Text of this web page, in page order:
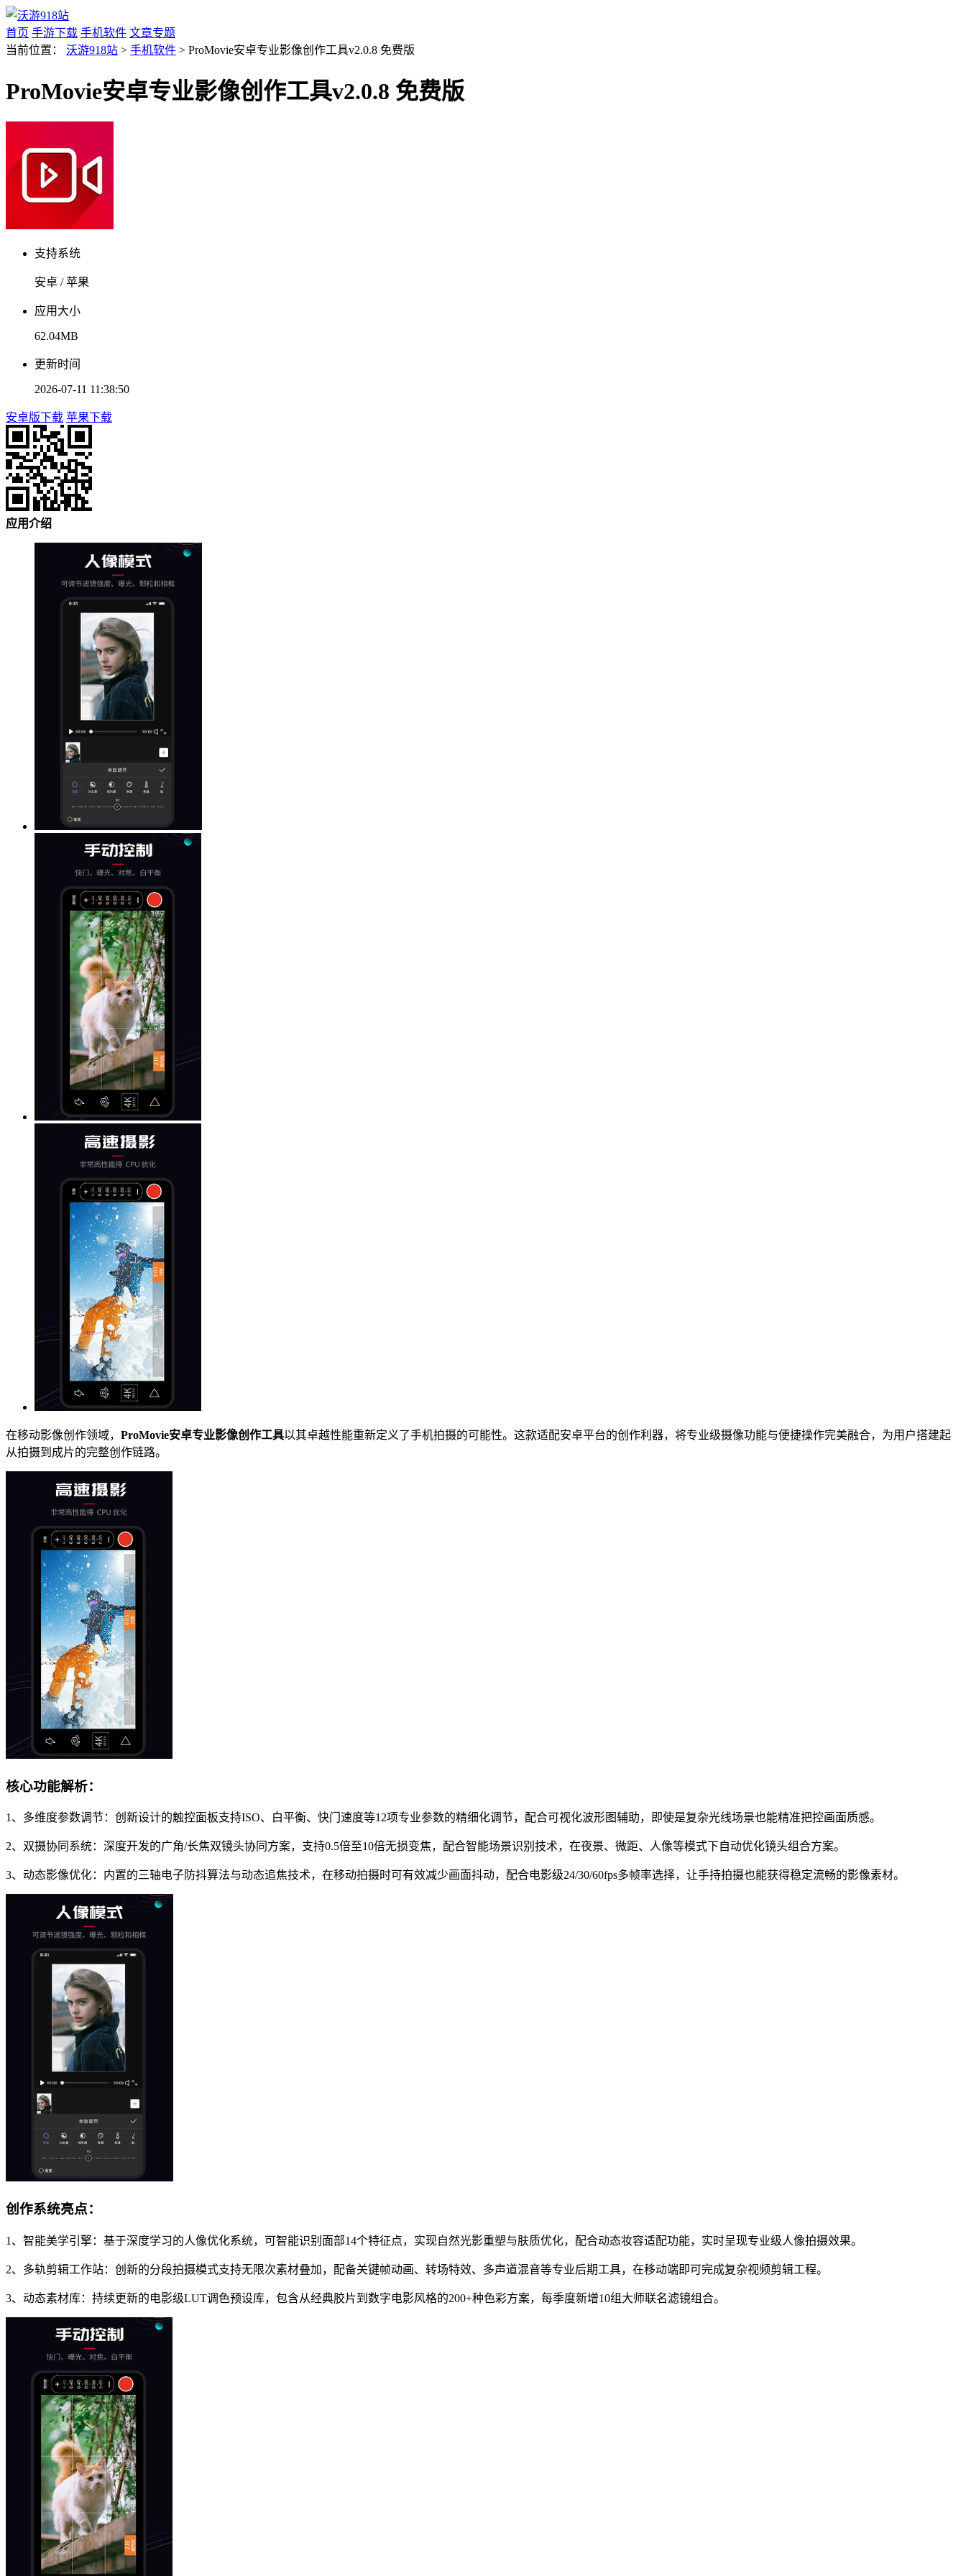
首页 手游下载 手机软件 文章专题
当前位置： 沃游918站 > 手机软件 > ProMovie安卓专业影像创作工具v2.0.8 免费版
ProMovie安卓专业影像创作工具v2.0.8 免费版
支持系统
安卓 / 苹果
应用大小
62.04MB
更新时间
2026-07-11 11:38:50
安卓版下载 苹果下载
应用介绍
在移动影像创作领域， ProMovie安卓专业影像创作工具以其卓越性能重新定义了手机拍摄的可能性。这款适配安卓平台的创作利器，将专业级摄像功能与便捷操作完美融合，为用户搭建起
从拍摄到成片的完整创作链路。
核心功能解析：
1、多维度参数调节：创新设计的触控面板支持ISO、白平衡、快门速度等12项专业参数的精细化调节，配合可视化波形图辅助，即使是复杂光线场景也能精准把控画面质感。
2、双摄协同系统：深度开发的广角/长焦双镜头协同方案，支持0.5倍至10倍无损变焦，配合智能场景识别技术，在夜景、微距、人像等模式下自动优化镜头组合方案。
3、动态影像优化：内置的三轴电子防抖算法与动态追焦技术，在移动拍摄时可有效减少画面抖动，配合电影级24/30/60fps多帧率选择，让手持拍摄也能获得稳定流畅的影像素材。
创作系统亮点：
1、智能美学引擎：基于深度学习的人像优化系统，可智能识别面部14个特征点，实现自然光影重塑与肤质优化，配合动态妆容适配功能，实时呈现专业级人像拍摄效果。
2、多轨剪辑工作站：创新的分段拍摄模式支持无限次素材叠加，配备关键帧动画、转场特效、多声道混音等专业后期工具，在移动端即可完成复杂视频剪辑工程。
3、动态素材库：持续更新的电影级LUT调色预设库，包含从经典胶片到数字电影风格的200+种色彩方案，每季度新增10组大师联名滤镜组合。